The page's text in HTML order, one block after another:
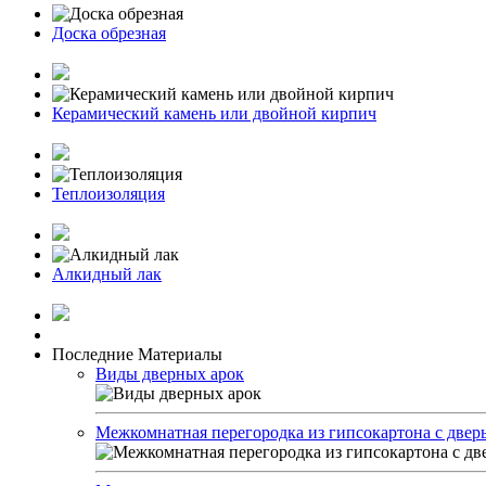
Доска обрезная
Керамический камень или двойной кирпич
Теплоизоляция
Алкидный лак
Последние Материалы
Виды дверных арок
Межкомнатная перегородка из гипсокартона с